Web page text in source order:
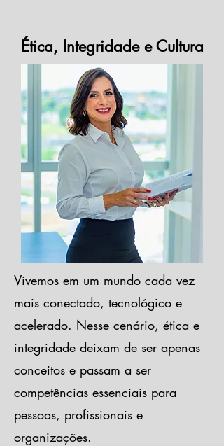
Ética, Integridade e Cultura
Vivemos em um mundo cada vez
mais conectado, tecnológico e
acelerado. Nesse cenário, ética e
integridade deixam de ser apenas
conceitos e passam a ser
competências essenciais para
pessoas, profissionais e
organizações.